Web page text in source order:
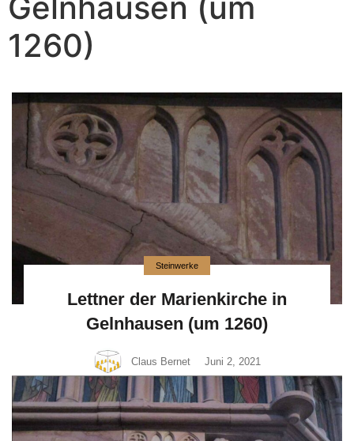
1260)
Steinwerke
Lettner der Marienkirche in
Gelnhausen (um 1260)
Claus Bernet Juni 2, 2021